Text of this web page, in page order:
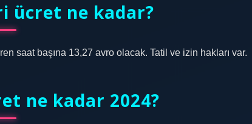
ücret ne kadar?
saat başına 13,27 avro olacak. Tatil ve izin hakları var.
ne kadar 2024?